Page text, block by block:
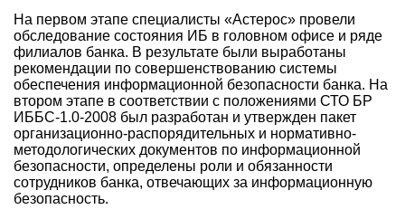
На первом этапе специалисты «Астерос» провели
обследование состояния ИБ в головном офисе и ряде
филиалов банка. В результате были выработаны
рекомендации по совершенствованию системы
обеспечения информационной безопасности банка. На
втором этапе в соответствии с положениями СТО БР
ИББС-1.0-2008 был разработан и утвержден пакет
организационно-распорядительных и нормативно-
методологических документов по информационной
безопасности, определены роли и обязанности
сотрудников банка, отвечающих за информационную
безопасность.